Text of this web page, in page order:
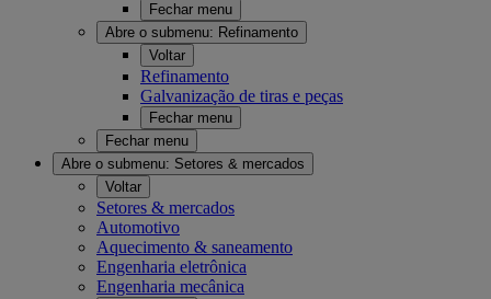
Fechar menu
Abre o submenu: Refinamento
Voltar
Refinamento
Galvanização de tiras e peças
Fechar menu
Fechar menu
Abre o submenu: Setores & mercados
Voltar
Setores & mercados
Automotivo
Aquecimento & saneamento
Engenharia eletrônica
Engenharia mecânica